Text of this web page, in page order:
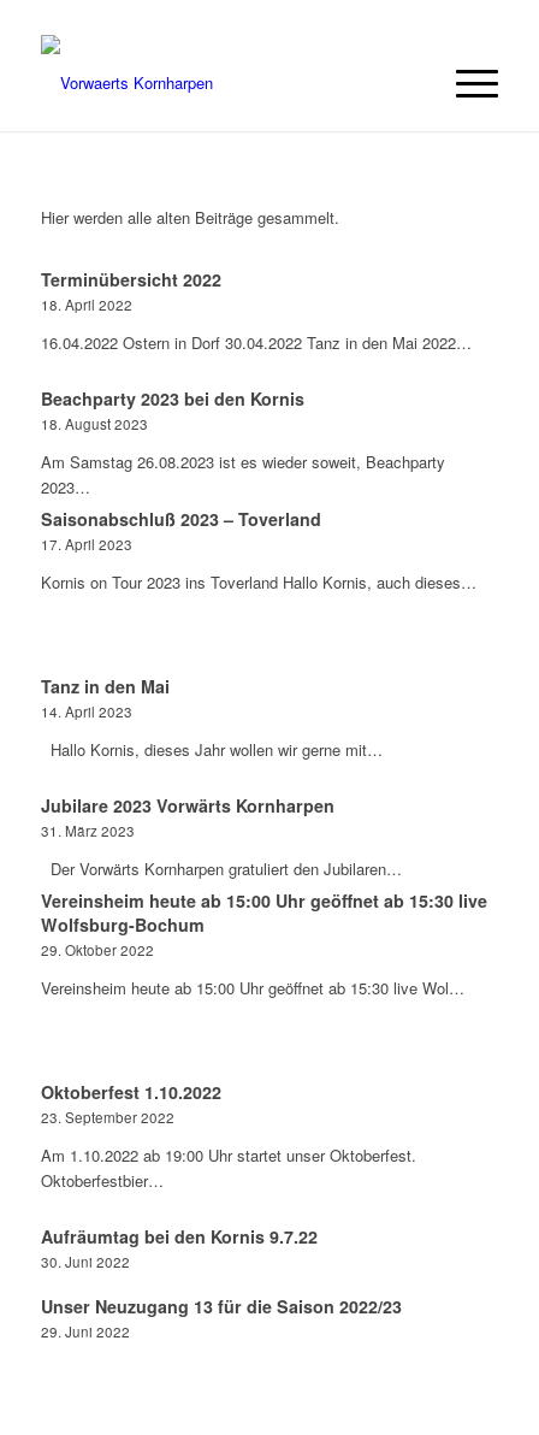
Hier werden alle alten Beiträge gesammelt.
Terminübersicht 2022
18. April 2022
16.04.2022 Ostern in Dorf 30.04.2022 Tanz in den Mai 2022…
Beachparty 2023 bei den Kornis
18. August 2023
Am Samstag 26.08.2023 ist es wieder soweit, Beachparty
2023…
Saisonabschluß 2023 – Toverland
17. April 2023
Kornis on Tour 2023 ins Toverland Hallo Kornis, auch dieses…
Tanz in den Mai
14. April 2023
Hallo Kornis, dieses Jahr wollen wir gerne mit…
Jubilare 2023 Vorwärts Kornharpen
31. März 2023
Der Vorwärts Kornharpen gratuliert den Jubilaren…
Vereinsheim heute ab 15:00 Uhr geöffnet ab 15:30 live
Wolfsburg-Bochum
29. Oktober 2022
Vereinsheim heute ab 15:00 Uhr geöffnet ab 15:30 live Wol…
Oktoberfest 1.10.2022
23. September 2022
Am 1.10.2022 ab 19:00 Uhr startet unser Oktoberfest.
Oktoberfestbier…
Aufräumtag bei den Kornis 9.7.22
30. Juni 2022
Unser Neuzugang 13 für die Saison 2022/23
29. Juni 2022